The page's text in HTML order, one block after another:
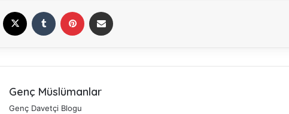
Genç Müslümanlar
Genç Davetçi Blogu